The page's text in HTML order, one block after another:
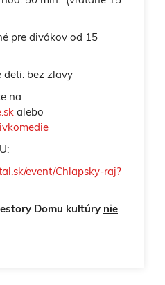
pre divákov od 15
deti: bez zľavy
na
alebo
event/Chlapsky-raj?
Domu kultúry nie